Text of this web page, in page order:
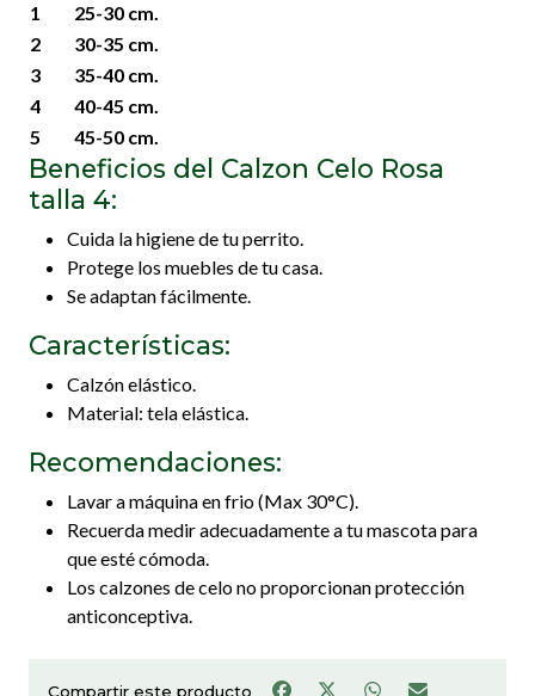
1
25-30 cm.
2
30-35 cm.
3
35-40 cm.
4
40-45 cm.
5
45-50 cm.
Beneficios del Calzon Celo Rosa
talla 4:
Cuida la higiene de tu perrito.
Protege los muebles de tu casa.
Se adaptan fácilmente.
Características:
Calzón elástico.
Material: tela elástica.
Recomendaciones:
Lavar a máquina en frio (Max 30°C).
Recuerda medir adecuadamente a tu mascota para
que esté cómoda.
Los calzones de celo no proporcionan protección
anticonceptiva.
Compartir este producto